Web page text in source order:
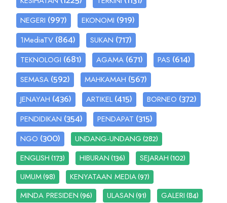
NEGERI (997) EKONOMI (919)
1MediaTV (864) SUKAN (717)
TEKNOLOGI (681) AGAMA (671) PAS (614)
SEMASA (592) MAHKAMAH (567)
JENAYAH (436) ARTIKEL (415) BORNEO (372)
PENDIDIKAN (354) PENDAPAT (315)
NGO (300) UNDANG-UNDANG(282)
ENGLISH(173) HIBURAN(136) SEJARAH(102)
UMUM(98) KENYATAAN MEDIA(97)
MINDA PRESIDEN(96) ULASAN(91) GALERI(84)